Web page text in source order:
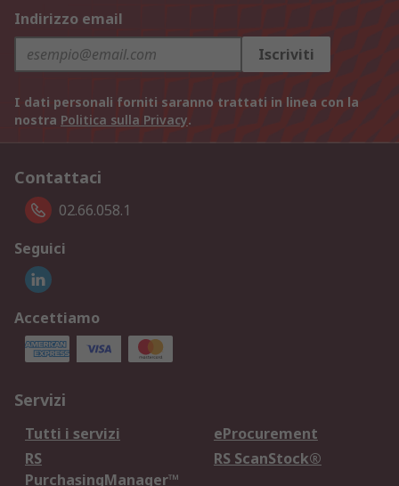
Indirizzo email
Iscriviti
I dati personali forniti saranno trattati in linea con la
nostra Politica sulla Privacy.
Contattaci
02.66.058.1
Seguici
Accettiamo
Servizi
Tutti i servizi
eProcurement
RS
PurchasingManager™
RS ScanStock®